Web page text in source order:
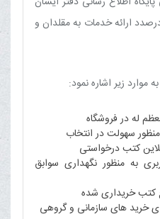
ارائه خدمات به مقلدان و
موارد زیر اشاره نمود:
له در فروشگاه
سهولت در انتخاب
کتب درخواستی
به منظور نگهداری سوابق
کتب خریداری شده
خرید های سازمانی و گروهی